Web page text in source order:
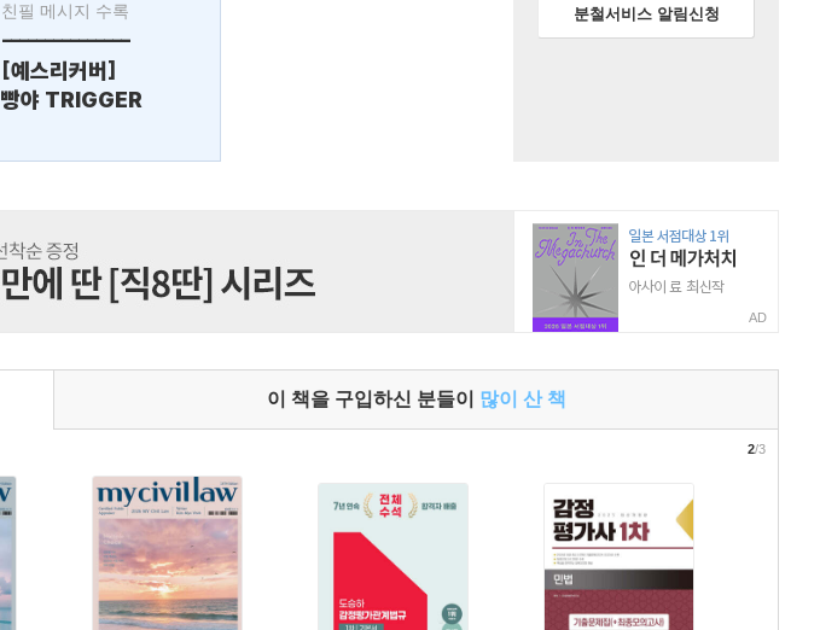
친필 메시지 수록
---------------
[예스리커버]
빵야 TRIGGER
분철서비스 알림신청
AD
이 책을 구입하신 분들이 많이 산 책
2/3